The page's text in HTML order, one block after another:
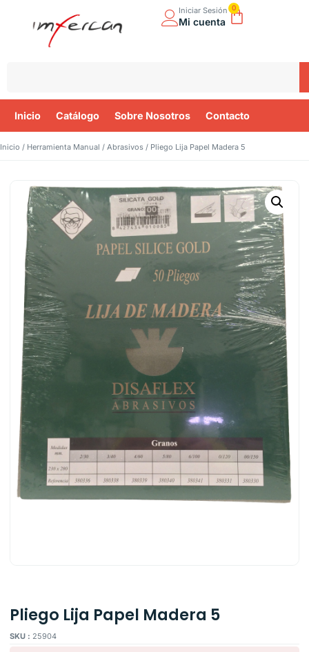
Iniciar Sesión
Mi cuenta
0
Inicio Catálogo Sobre Nosotros Contacto
Inicio / Herramienta Manual / Abrasivos / Pliego Lija Papel Madera 5
Pliego Lija Papel Madera 5
SKU : 25904